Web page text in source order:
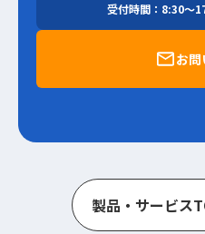
お
受付時間：8:30～
製品 ・ サービスT